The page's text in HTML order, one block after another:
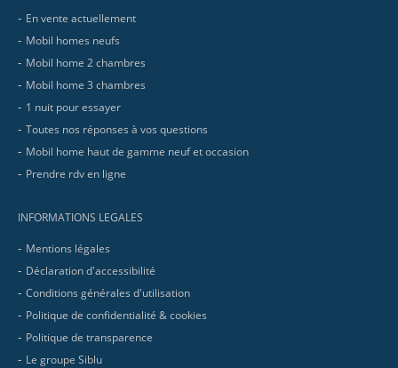
En vente actuellement
Mobil homes neufs
Mobil home 2 chambres
Mobil home 3 chambres
1 nuit pour essayer
Toutes nos réponses à vos questions
Mobil home haut de gamme neuf et occasion
Prendre rdv en ligne
INFORMATIONS LEGALES
Mentions légales
Déclaration d'accessibilité
Conditions générales d'utilisation
Politique de confidentialité & cookies
Politique de transparence
Le groupe Siblu